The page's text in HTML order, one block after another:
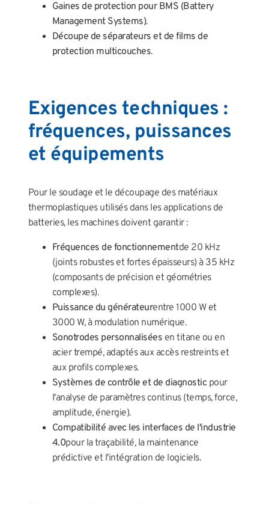
Gaines de protection pour BMS (Battery
Management Systems).
Découpe de séparateurs et de films de
protection multicouches.
Exigences techniques :
fréquences, puissances
et équipements
Pour le soudage et le découpage des matériaux
thermoplastiques utilisés dans les applications de
batteries, les machines doivent garantir :
Fréquences de fonctionnementde 20 kHz
(joints robustes et fortes épaisseurs) à 35 kHz
(composants de précision et géométries
complexes).
Puissance du générateurentre 1000 W et
3000 W, à modulation numérique.
Sonotrodes personnalisées en titane ou en
acier trempé, adaptés aux accès restreints et
aux profils complexes.
Systèmes de contrôle et de diagnostic pour
l'analyse de paramètres continus (temps, force,
amplitude, énergie).
Compatibilité avec les interfaces de l'industrie
4.0pour la traçabilité, la maintenance
prédictive et l'intégration de logiciels.